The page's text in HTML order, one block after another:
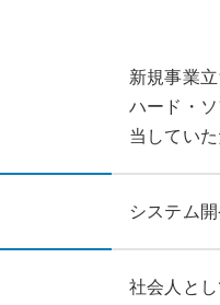
新規事業
ハード・
当していた
システム
社会人と